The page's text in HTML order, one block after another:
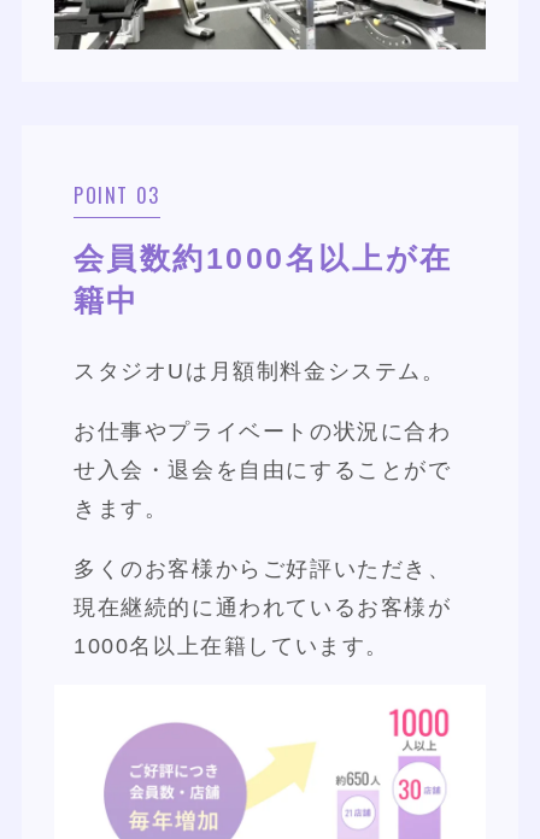
POINT 03
会員数約1000名以上が在
籍中
スタジオUは月額制料金システム。
お仕事やプライベートの状況に合わ
せ入会・退会を自由にすることがで
きます。
多くのお客様からご好評いただき、
現在継続的に通われているお客様が
1000名以上在籍しています。